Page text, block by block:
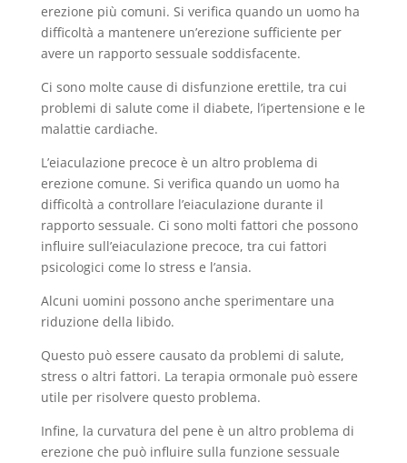
erezione più comuni. Si verifica quando un uomo ha
difficoltà a mantenere un’erezione sufficiente per
avere un rapporto sessuale soddisfacente.
Ci sono molte cause di disfunzione erettile, tra cui
problemi di salute come il diabete, l’ipertensione e le
malattie cardiache.
L’eiaculazione precoce è un altro problema di
erezione comune. Si verifica quando un uomo ha
difficoltà a controllare l’eiaculazione durante il
rapporto sessuale. Ci sono molti fattori che possono
influire sull’eiaculazione precoce, tra cui fattori
psicologici come lo stress e l’ansia.
Alcuni uomini possono anche sperimentare una
riduzione della libido.
Questo può essere causato da problemi di salute,
stress o altri fattori. La terapia ormonale può essere
utile per risolvere questo problema.
Infine, la curvatura del pene è un altro problema di
erezione che può influire sulla funzione sessuale